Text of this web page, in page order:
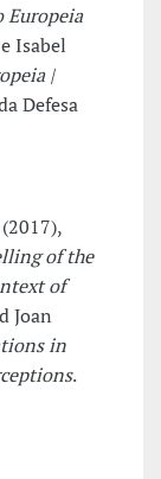
Europeia
Isabel
|
Defesa
of the
of
Joan
in
.